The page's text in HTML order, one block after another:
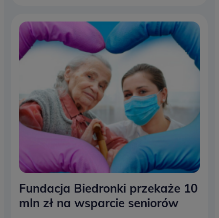
Fundacja Biedronki przekaże 10
mln zł na wsparcie seniorów